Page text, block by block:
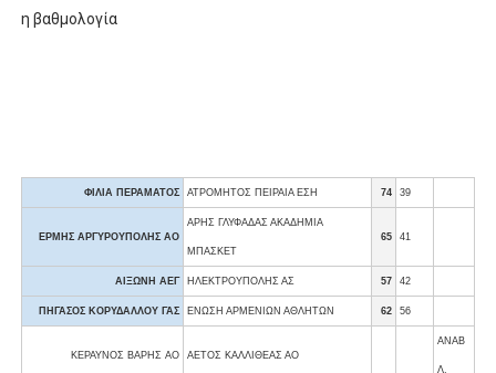
η βαθμολογία
ΦΙΛΙΑ ΠΕΡΑΜΑΤΟΣ ΑΤΡΟΜΗΤΟΣ ΠΕΙΡΑΙΑ ΕΣΗ 74 39
ΕΡΜΗΣ ΑΡΓΥΡΟΥΠΟΛΗΣ ΑΟ
ΑΡΗΣ ΓΛΥΦΑΔΑΣ ΑΚΑΔΗΜΙΑ
ΜΠΑΣΚΕΤ
65 41
ΑΙΞΩΝΗ ΑΕΓ ΗΛΕΚΤΡΟΥΠΟΛΗΣ ΑΣ 57 42
ΠΗΓΑΣΟΣ ΚΟΡΥΔΑΛΛΟΥ ΓΑΣ ΕΝΩΣΗ ΑΡΜΕΝΙΩΝ ΑΘΛΗΤΩΝ 62 56
ΚΕΡΑΥΝΟΣ ΒΑΡΗΣ AO ΑΕΤΟΣ ΚΑΛΛΙΘΕΑΣ ΑΟ
ΑΝΑΒ
Λ.